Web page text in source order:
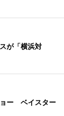
が「横浜対
ョー ベイスター